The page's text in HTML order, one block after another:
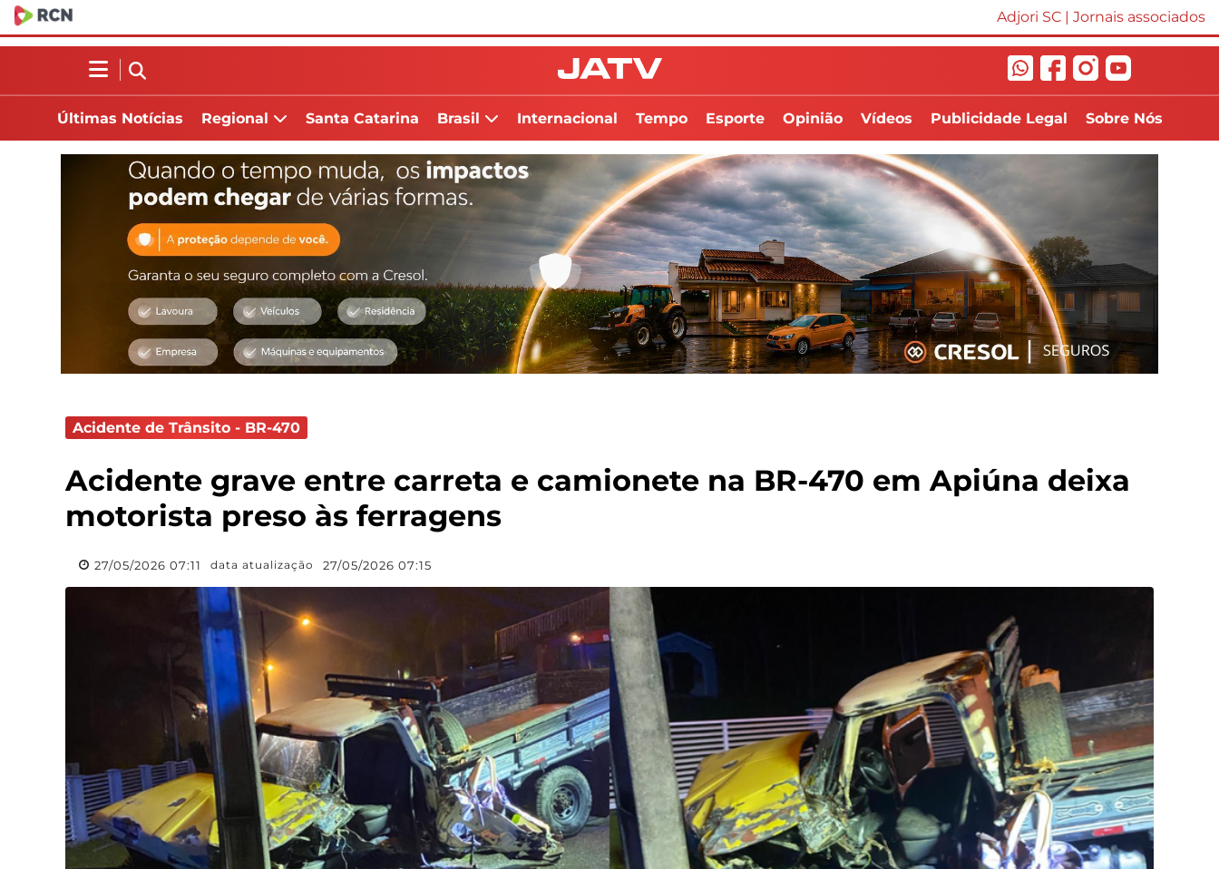
Adjori SC | Jornais associados
Últimas Notícias Regional Santa Catarina Brasil Internacional Tempo Esporte Opinião Vídeos Publicidade Legal Sobre Nós
Acidente de Trânsito - BR-470
Acidente grave entre carreta e camionete na BR-470 em Apiúna deixa
motorista preso às ferragens
27/05/2026 07:11 data atualização 27/05/2026 07:15